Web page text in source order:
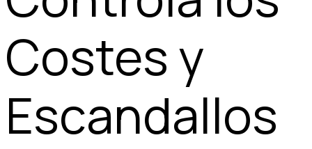
Costes y
Escandallos